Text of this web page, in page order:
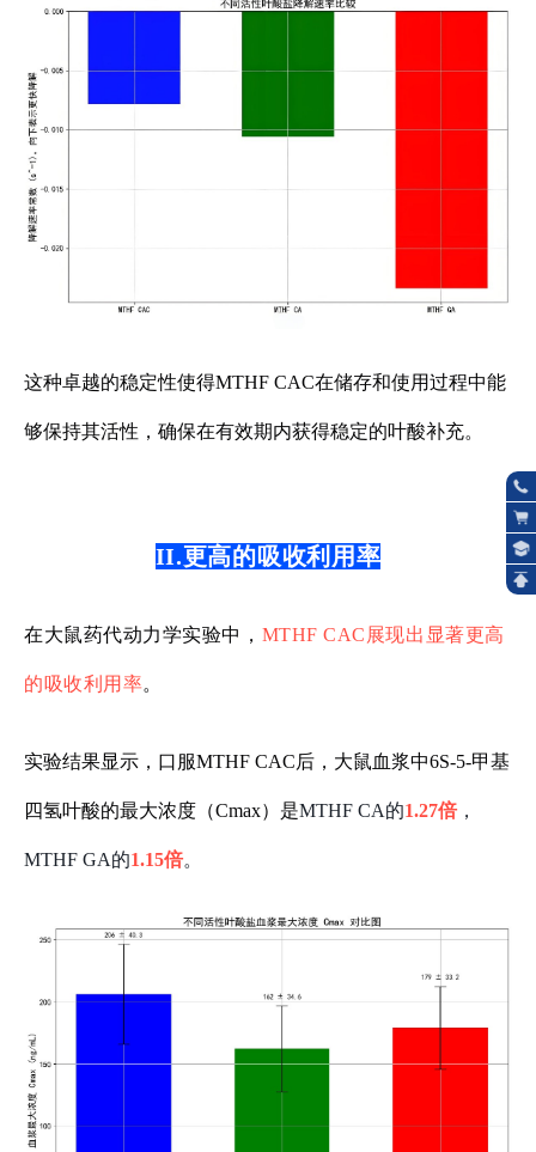
这种卓越的稳定性使得MTHF CAC在储存和使用过程中能
够保持其活性，确保在有效期内获得稳定的叶酸补充。
II.更高的吸收利用率
在大鼠药代动力学实验中， MTHF CAC展现出显著更高
的吸收利用率。
实验结果显示，口服MTHF CAC后，大鼠血浆中6S-5-甲基
四氢叶酸的最大浓度（Cmax）是MTHF CA的1.27倍，
MTHF GA的1.15倍。